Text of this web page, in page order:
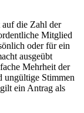
die Zahl der
Mitglied
oder für ein
ausgeübt
Mehrheit der
ungültige Stimmen
ein Antrag als